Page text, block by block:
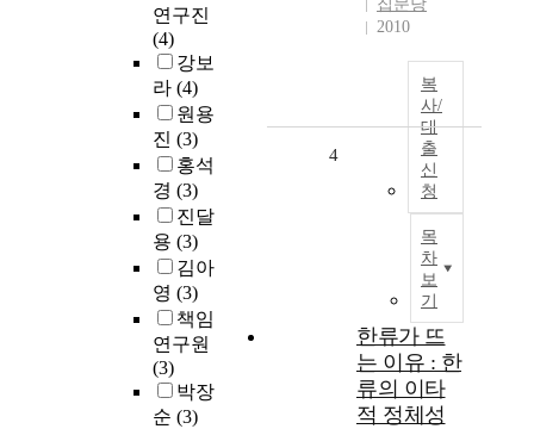
연구진
(4)
강보
라 (4)
원용
진 (3)
홍석
경 (3)
진달
용 (3)
김아
영 (3)
책임
연구원
(3)
박장
순 (3)
집문당
2010
복
사/
대
출
신
청
목
차
보
기
4
한류가 뜨
는 이유 : 한
류의 이타
적 정체성